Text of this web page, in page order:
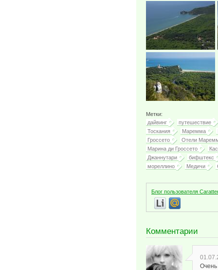
Метки:
дайвинг
путешествие
Тоскания
Маремма
Гроссето
Отели
Марина ди Гроссето
Джаннутари
бифштекс
мореллино
Медичи
Блог пользователя
Комментарии